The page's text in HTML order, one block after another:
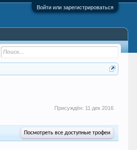
Войти или зарегистрироваться
Присуждён: 11 дек 2016
Посмотреть все доступные трофеи